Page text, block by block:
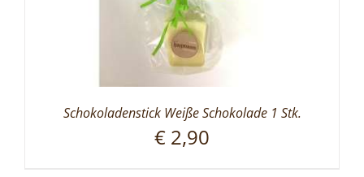
Schokoladenstick Weiße Schokolade 1 Stk.
€ 2,90